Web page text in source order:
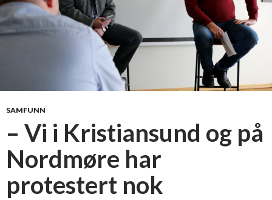
f
a
r
e
SAMFUNN
– Vi i Kristiansund og på
Nordmøre har
protestert nok